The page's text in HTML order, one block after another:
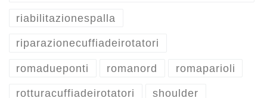
riabilitazionespalla
riparazionecuffiadeirotatori
romadueponti romanord romaparioli
rotturacuffiadeirotatori shoulder